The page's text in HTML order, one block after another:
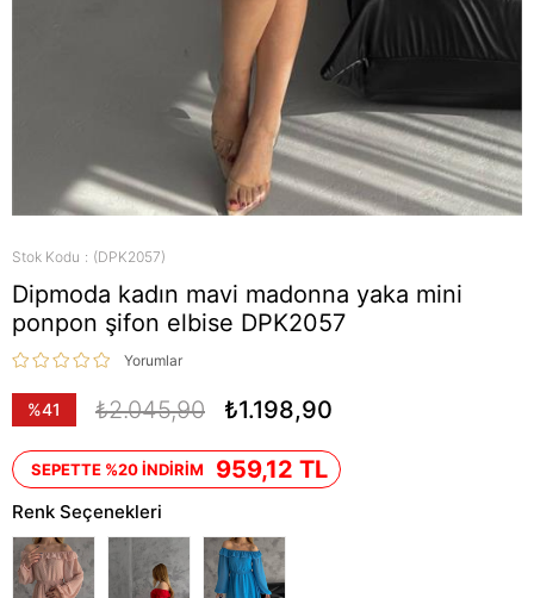
Stok Kodu (DPK2057)
Dipmoda kadın mavi madonna yaka mini
ponpon şifon elbise DPK2057
Yorumlar
%41
₺2.045,90 ₺1.198,90
SEPETTE %20 İNDİRİM 959,12 TL
Renk Seçenekleri